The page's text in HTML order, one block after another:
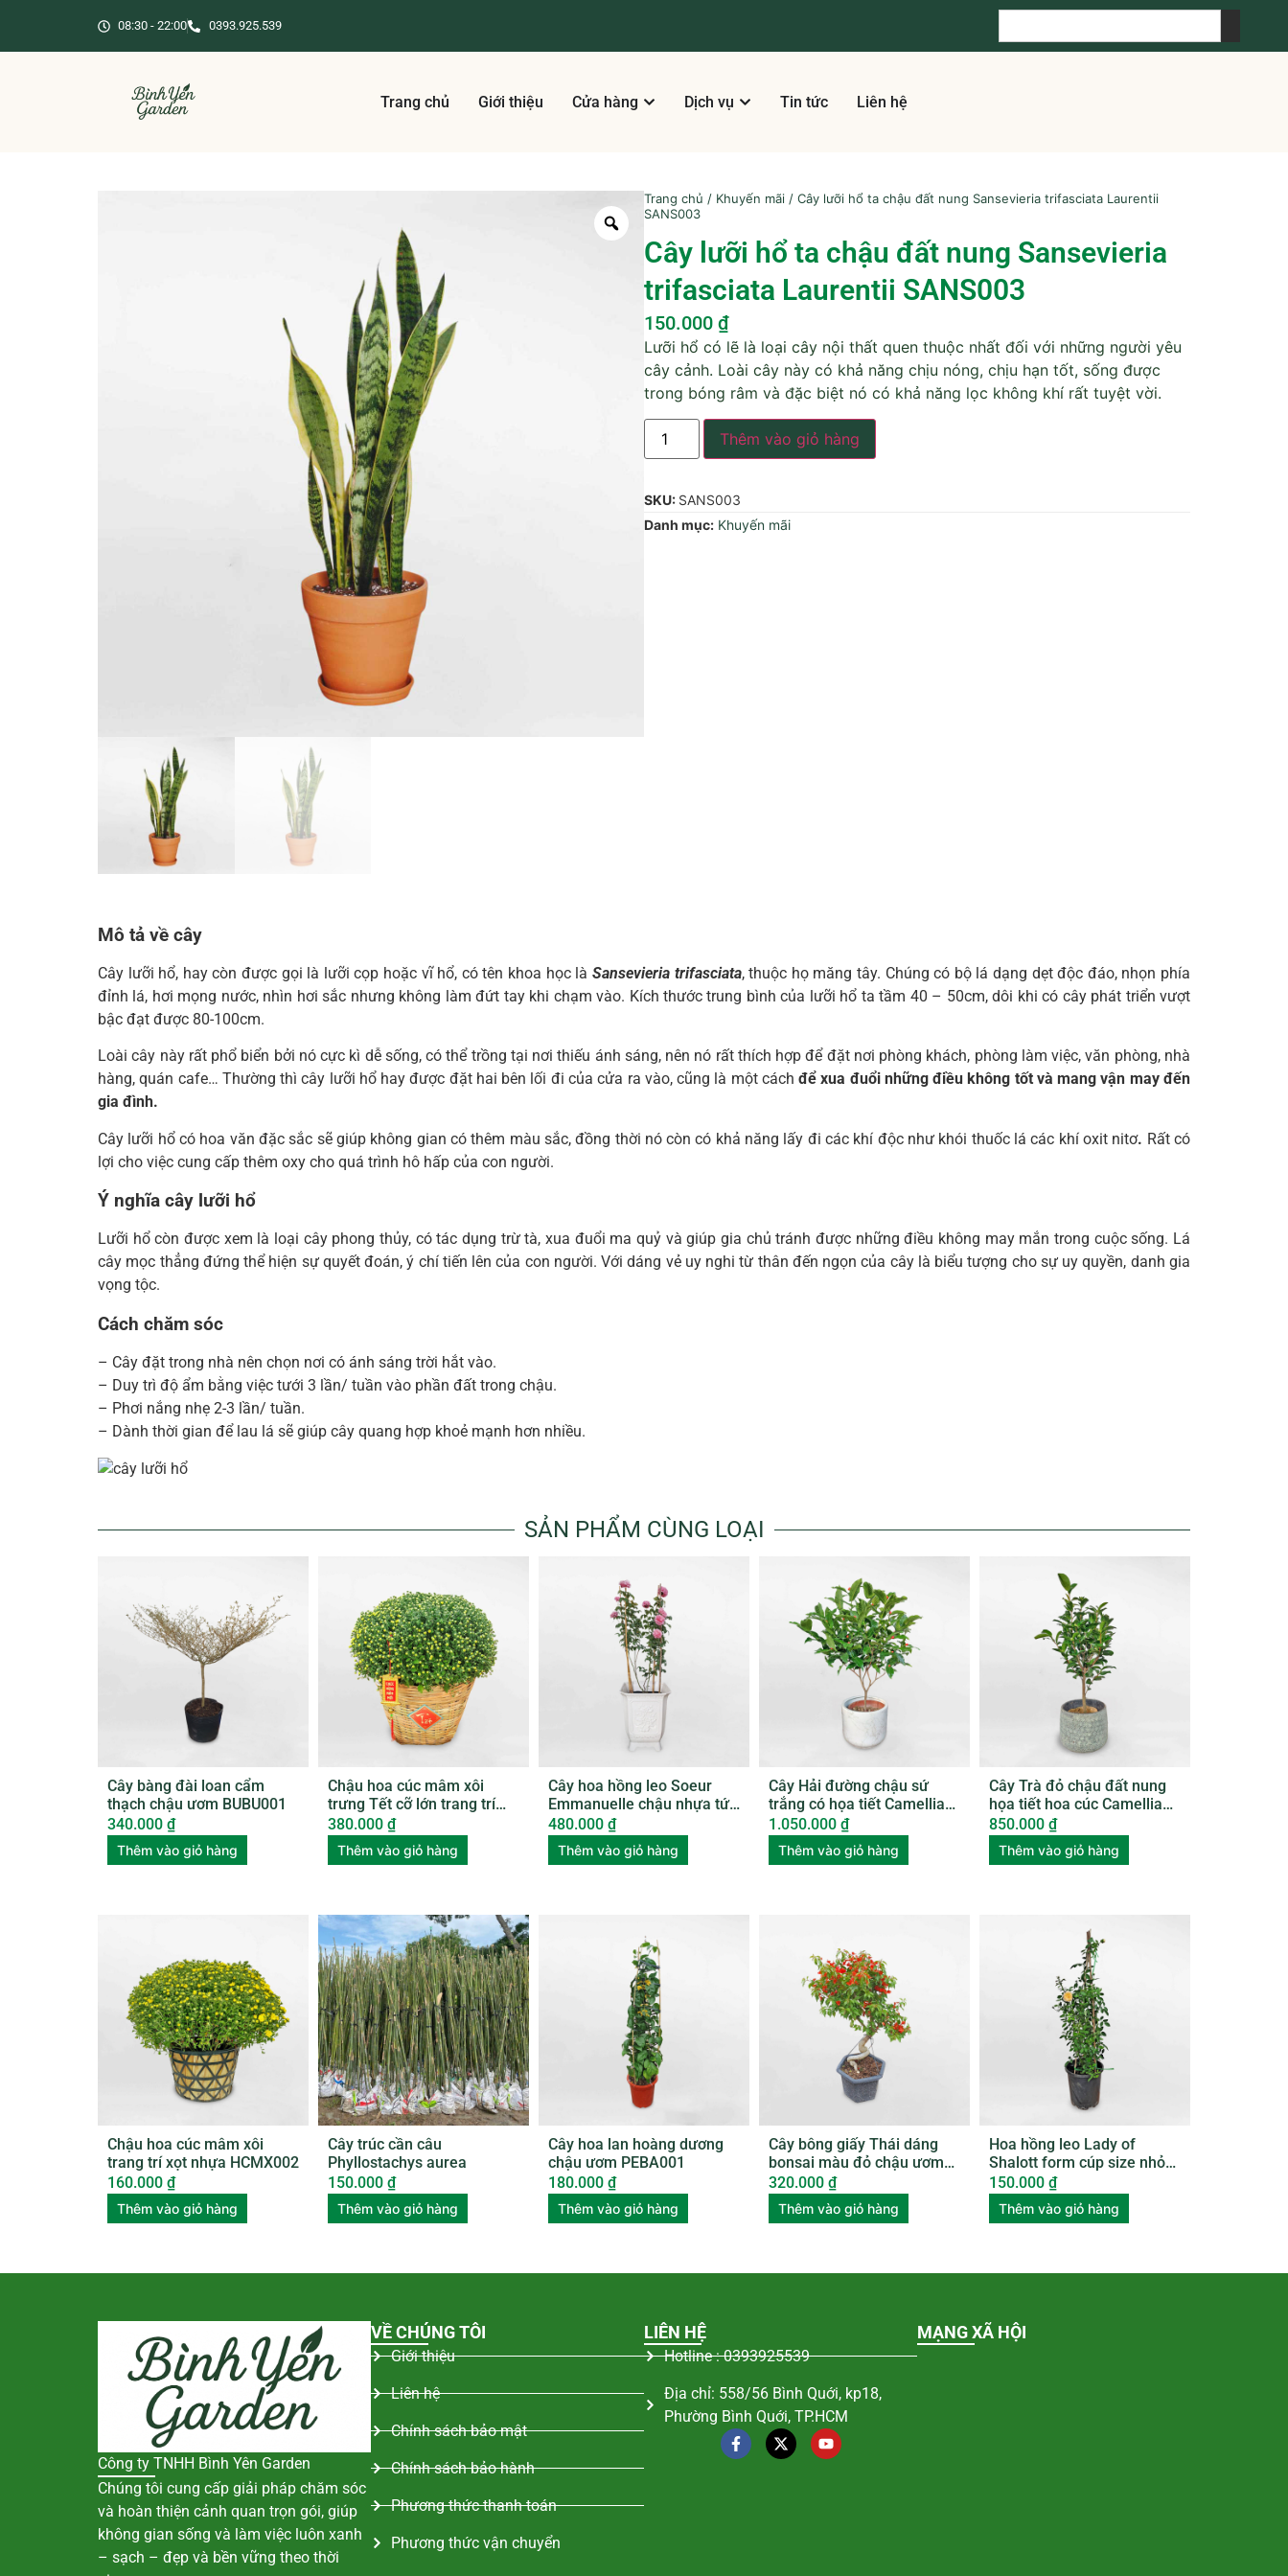
08:30 - 22:00 0393.925.539
Trang chủ Giới thiệu Cửa hàng Dịch vụ Tin tức Liên hệ
Trang chủ / Khuyến mãi / Cây lưỡi hổ ta chậu đất nung Sansevieria trifasciata Laurentii
SANS003
Cây lưỡi hổ ta chậu đất nung Sansevieria
trifasciata Laurentii SANS003
150.000 ₫
Lưỡi hổ có lẽ là loại cây nội thất quen thuộc nhất đối với những người yêu
cây cảnh. Loài cây này có khả năng chịu nóng, chịu hạn tốt, sống được
trong bóng râm và đặc biệt nó có khả năng lọc không khí rất tuyệt vời.
Thêm vào giỏ hàng
SKU: SANS003
Danh mục: Khuyến mãi
Mô tả về cây
Cây lưỡi hổ, hay còn được gọi là lưỡi cọp hoặc vĩ hổ, có tên khoa học là Sansevieria trifasciata, thuộc họ măng tây. Chúng có bộ lá dạng dẹt độc đáo, nhọn phía
đỉnh lá, hơi mọng nước, nhìn hơi sắc nhưng không làm đứt tay khi chạm vào. Kích thước trung bình của lưỡi hổ ta tầm 40 – 50cm, dôi khi có cây phát triển vượt
bậc đạt được 80-100cm.
Loài cây này rất phổ biển bởi nó cực kì dễ sống, có thể trồng tại nơi thiếu ánh sáng, nên nó rất thích hợp để đặt nơi phòng khách, phòng làm việc, văn phòng, nhà
hàng, quán cafe… Thường thì cây lưỡi hổ hay được đặt hai bên lối đi của cửa ra vào, cũng là một cáchđể xua đuổi những điều không tốt và mang vận may đến
gia đình.
Cây lưỡi hổ có hoa văn đặc sắc sẽ giúp không gian có thêm màu sắc, đồng thời nó còn có khả năng lấy đi các khí độc như khói thuốc lá các khí oxit nitơ. Rất có
lợi cho việc cung cấp thêm oxy cho quá trình hô hấp của con người.
Ý nghĩa cây lưỡi hổ
Lưỡi hổ còn được xem là loại cây phong thủy, có tác dụng trừ tà, xua đuổi ma quỷ và giúp gia chủ tránh được những điều không may mắn trong cuộc sống. Lá
cây mọc thẳng đứng thể hiện sự quyết đoán, ý chí tiến lên của con người. Với dáng vẻ uy nghi từ thân đến ngọn của cây là biểu tượng cho sự uy quyền, danh gia
vọng tộc.
Cách chăm sóc
– Cây đặt trong nhà nên chọn nơi có ánh sáng trời hắt vào.
– Duy trì độ ẩm bằng việc tưới 3 lần/ tuần vào phần đất trong chậu.
– Phơi nắng nhẹ 2-3 lần/ tuần.
– Dành thời gian để lau lá sẽ giúp cây quang hợp khoẻ mạnh hơn nhiều.
SẢN PHẨM CÙNG LOẠI
Cây bàng đài loan cẩm
thạch chậu ươm BUBU001
340.000 ₫
Thêm vào giỏ hàng
Chậu hoa cúc mâm xôi
trưng Tết cỡ lớn trang trí
xọt tre HCMX001
380.000 ₫
Thêm vào giỏ hàng
Cây hoa hồng leo Soeur
Emmanuelle chậu nhựa tứ
quý ROSE002
480.000 ₫
Thêm vào giỏ hàng
Cây Hải đường chậu sứ
trắng có họa tiết Camellia
amplexicaulis CAME001
1.050.000 ₫
Thêm vào giỏ hàng
Cây Trà đỏ chậu đất nung
họa tiết hoa cúc Camellia
Japonica
850.000 ₫
Thêm vào giỏ hàng
Chậu hoa cúc mâm xôi
trang trí xọt nhựa HCMX002
160.000 ₫
Thêm vào giỏ hàng
Cây trúc cần câu
Phyllostachys aurea
150.000 ₫
Thêm vào giỏ hàng
Cây hoa lan hoàng dương
chậu ươm PEBA001
180.000 ₫
Thêm vào giỏ hàng
Cây bông giấy Thái dáng
bonsai màu đỏ chậu ươm
BGTL003
320.000 ₫
Thêm vào giỏ hàng
Hoa hồng leo Lady of
Shalott form cúp size nhỏ
ROSE009
150.000 ₫
Thêm vào giỏ hàng
Công ty TNHH Bình Yên Garden
Chúng tôi cung cấp giải pháp chăm sóc
và hoàn thiện cảnh quan trọn gói, giúp
không gian sống và làm việc luôn xanh
– sạch – đẹp và bền vững theo thời
VỀ CHÚNG TÔI
Giới thiệu
Liên hệ
Chính sách bảo mật
Chính sách bảo hành
Phương thức thanh toán
Phương thức vận chuyển
LIÊN HỆ
Hotline : 0393925539
Địa chỉ: 558/56 Bình Quới, kp18,
Phường Bình Quới, TP.HCM
MẠNG XÃ HỘI